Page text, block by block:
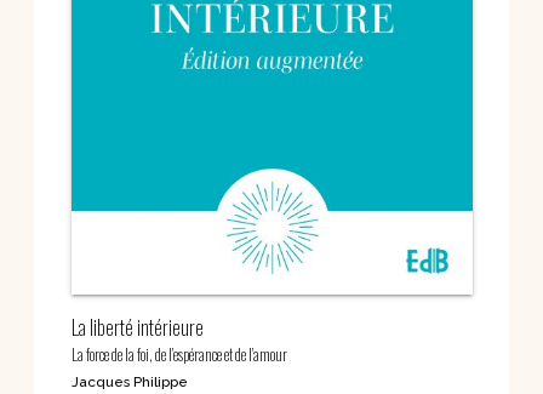
La liberté intérieure
La force de la foi, de l’espérance et de l’amour
Jacques Philippe